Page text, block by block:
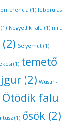
(1) leborulás
(1) Negyedik falu (1) niru
(2) Selyemút(1)
(1) temető
(2) Wusun-
Ötödik falu
(1) ősök(2)